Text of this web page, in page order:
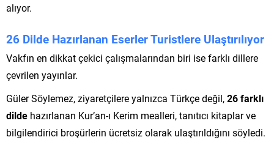
alıyor.
26 Dilde Hazırlanan Eserler Turistlere Ulaştırılıyor
Vakfın en dikkat çekici çalışmalarından biri ise farklı dillere
çevrilen yayınlar.
Güler Söylemez, ziyaretçilere yalnızca Türkçe değil,26 farklı
dilde hazırlanan Kur’an-ı Kerim mealleri, tanıtıcı kitaplar ve
bilgilendirici broşürlerin ücretsiz olarak ulaştırıldığını söyledi.